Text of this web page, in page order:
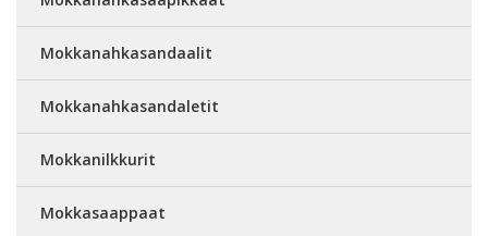
Mokkanahkasandaalit
Mokkanahkasandaletit
Mokkanilkkurit
Mokkasaappaat